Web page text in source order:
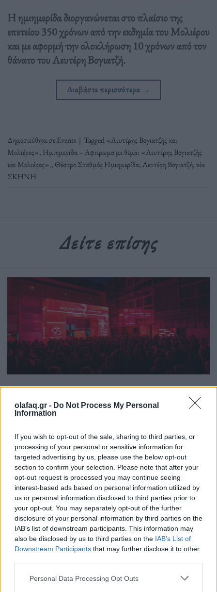
olafaq.gr - Do Not Process My Personal
Information
If you wish to opt-out of the sale, sharing to third parties, or
processing of your personal or sensitive information for
targeted advertising by us, please use the below opt-out
section to confirm your selection. Please note that after your
opt-out request is processed you may continue seeing
interest-based ads based on personal information utilized by
us or personal information disclosed to third parties prior to
your opt-out. You may separately opt-out of the further
disclosure of your personal information by third parties on the
IAB’s list of downstream participants. This information may
also be disclosed by us to third parties on the IAB’s List of
Downstream Participants that may further disclose it to other
Personal Data Processing Opt Outs
Η ημιημερίδα διοργανώνεται στο πλαίσιο της
επετείου 350 χρόνων από την εκδημία του Μολιέρου
και με αφορμή την ολοκλήρωση 10 χρόνων από τον
θάνατο του Λευτέρη Βογιατζή.
Διαβάστε περισσότερα →
Δημοσιεύθηκε σεEvents | Tagged«Λευτέρης Βογιατζής και
Μολιέρος», Ημιημερίδα – Αφιέρωμα με θέμα: «Λευτέρης Βογιατζής
και Μολιέρος»., Θέατρο Σταθμός Ημιημερίδα,Λευτέρη Βογιατζή,νέα
ΣΚΗΝΗ
Δείτε επίσης
Events
Παπαστράτος: 95 χρόνια ιστορίας με το
βλέμμα στραμμένο στο «επόμενο»
28.05.26
Με αφετηρία τον Πειραιά του 1931 και πυξίδα το μέλλον, η
Παπαστράτος γιόρτασε τα 95 χρόνια της και παρουσίασε το
FutuReady Greece.